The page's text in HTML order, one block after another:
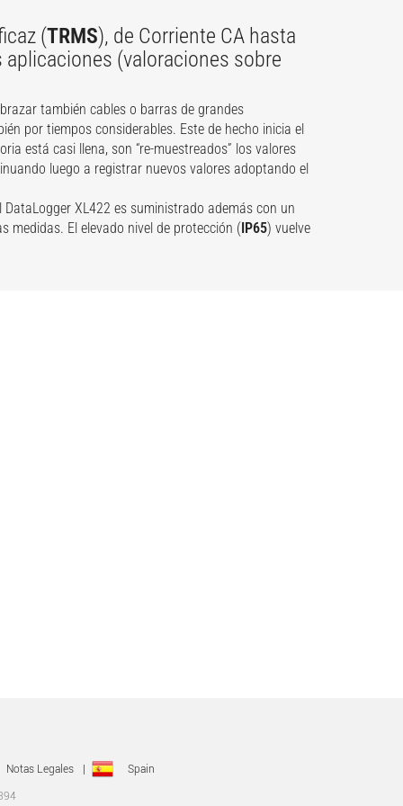
(TRMS), de Corriente CA hasta
(valoraciones sobre
también cables o barras de grandes
por tiempos considerables. Este de hecho inicia el
está casi llena, son “re-muestreados” los valores
luego a registrar nuevos valores adoptando el
XL422 es suministrado además con un
medidas. El elevado nivel de protección (IP65) vuelve
Notas Legales Spain